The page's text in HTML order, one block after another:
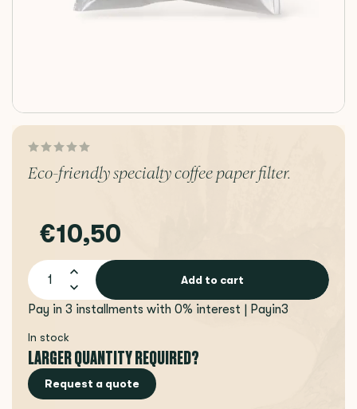
Eco-friendly specialty coffee paper filter.
€10,50
Add to cart
Pay in 3 installments with 0% interest | Payin3
In stock
LARGER QUANTITY REQUIRED?
Request a quote